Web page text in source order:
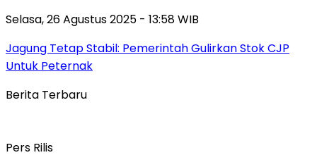
Selasa, 26 Agustus 2025 - 13:58 WIB
Jagung Tetap Stabil: Pemerintah Gulirkan Stok CJP
Untuk Peternak
Berita Terbaru
Pers Rilis